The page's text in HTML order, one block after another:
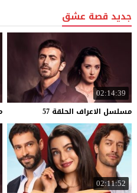
جديد قصة عشق
02:14:39
مسلسل الاعراف الحلقة 57
02:11:52